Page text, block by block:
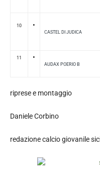
10 •
CASTEL DI JUDICA
11 •
AUDAX POERIO B
riprese e montaggio
Daniele Corbino
redazione calcio giovanile